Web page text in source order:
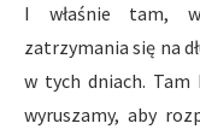
I właśnie tam,
zatrzymania się na
w tych dniach.
wyruszamy, aby